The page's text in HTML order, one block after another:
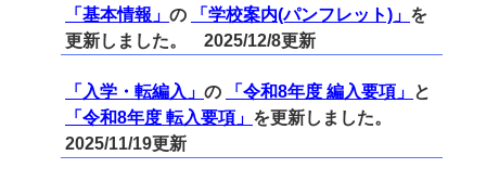
「基本情報」 の 「学校案内(パンフレット)」 を
更新しました。 2025/12/8更新
「入学・転編入」 の 「令和8年度 編入要項」 と
「令和8年度 転入要項」 を更新しました。
2025/11/19更新